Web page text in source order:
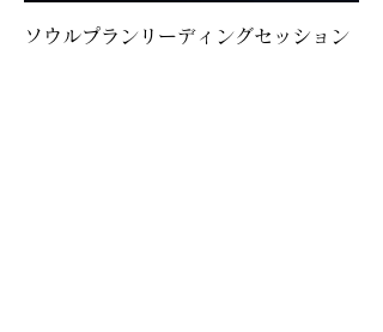
ソウルプランリーディングセッション